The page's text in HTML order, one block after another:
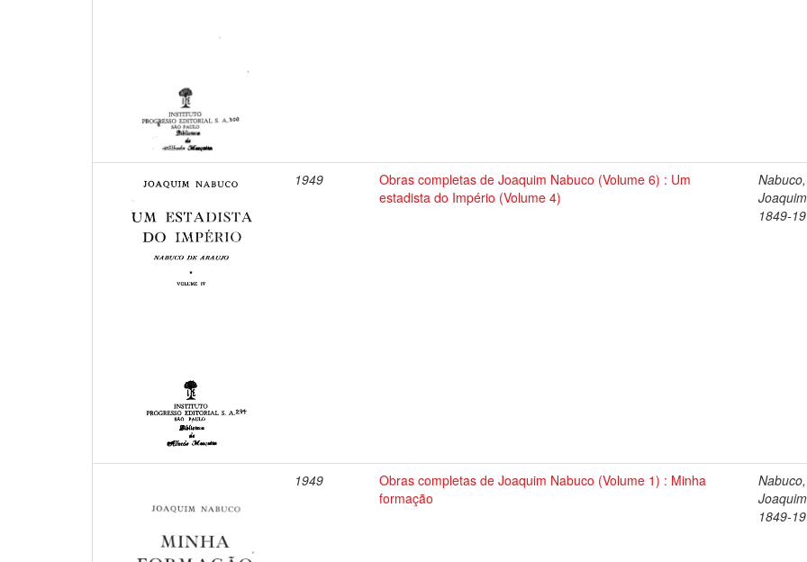
1949
Obras completas de Joaquim Nabuco (Volume 6) : Um
estadista do Império (Volume 4)
Nabuco,
1849-
1949
Obras completas de Joaquim Nabuco (Volume 1) : Minha
formação
Nabuco,
1849-